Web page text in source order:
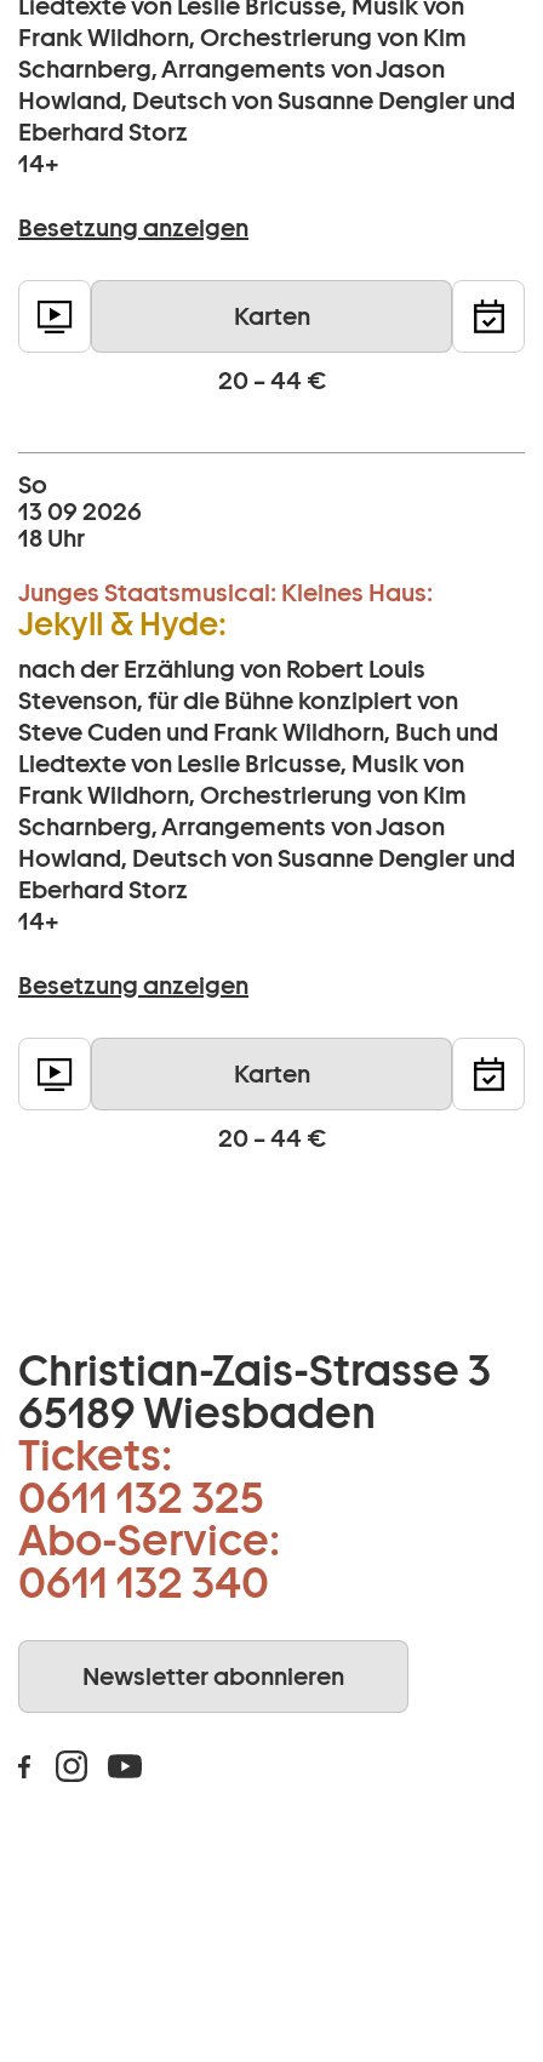
Liedtexte von Leslie Bricusse, Musik von
Frank Wildhorn, Orchestrierung von Kim
Scharnberg, Arrangements von Jason
Howland, Deutsch von Susanne Dengler und
Eberhard Storz
14+
Besetzung anzeigen
Karten
20 – 44 €
So
13 09 2026
18 Uhr
Junges Staatsmusical: Kleines Haus:
Jekyll & Hyde:
nach der Erzählung von Robert Louis
Stevenson, für die Bühne konzipiert von
Steve Cuden und Frank Wildhorn, Buch und
Liedtexte von Leslie Bricusse, Musik von
Frank Wildhorn, Orchestrierung von Kim
Scharnberg, Arrangements von Jason
Howland, Deutsch von Susanne Dengler und
Eberhard Storz
14+
Besetzung anzeigen
Karten
20 – 44 €
Christian-Zais-Strasse 3
65189 Wiesbaden
Tickets:
0611 132 325
Abo-Service:
0611 132 340
Newsletter abonnieren